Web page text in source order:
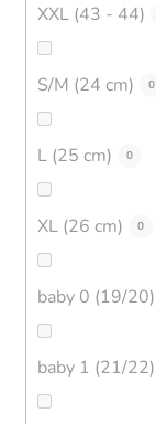
XXL (43 - 44)
S/M (24 cm) 0
L (25 cm) 0
XL (26 cm) 0
baby 0 (19/20)
baby 1 (21/22)